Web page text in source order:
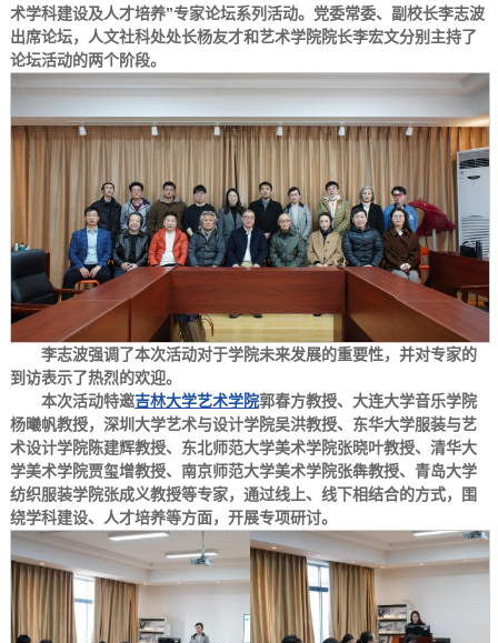
术学科建设及人才培养”专家论坛系列活动。党委常委、副校长李志波
出席论坛，人文社科处处长杨友才和艺术学院院长李宏文分别主持了
论坛活动的两个阶段。
李志波强调了本次活动对于学院未来发展的重要性，并对专家的
到访表示了热烈的欢迎。
本次活动特邀吉林大学艺术学院郭春方教授、大连大学音乐学院
杨曦帆教授，深圳大学艺术与设计学院吴洪教授、东华大学服装与艺
术设计学院陈建辉教授、东北师范大学美术学院张晓叶教授、清华大
学美术学院贾玺增教授、南京师范大学美术学院张犇教授、青岛大学
纺织服装学院张成义教授等专家，通过线上、线下相结合的方式，围
绕学科建设、人才培养等方面，开展专项研讨。